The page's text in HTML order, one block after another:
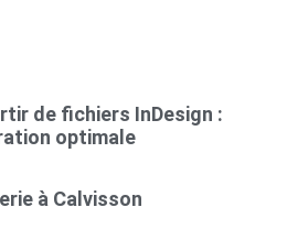
de fichiers InDesign :
optimale
à Calvisson